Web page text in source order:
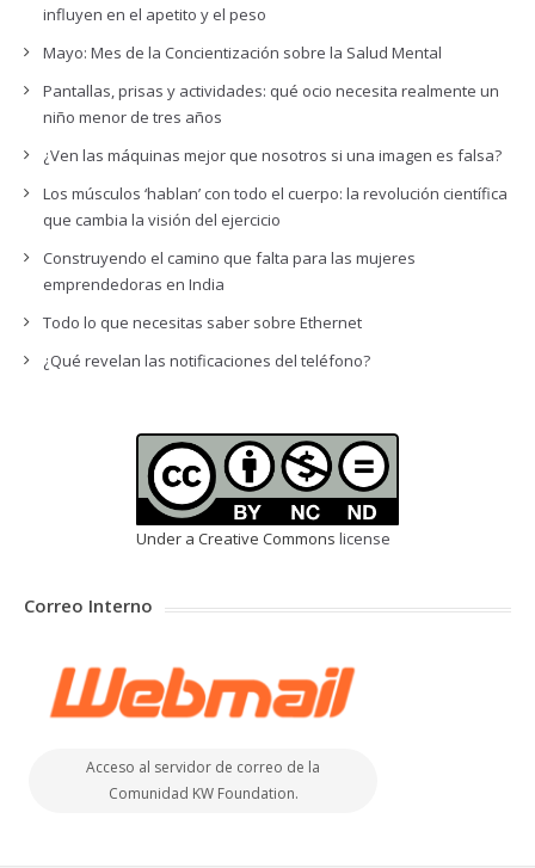
influyen en el apetito y el peso
Mayo: Mes de la Concientización sobre la Salud Mental
Pantallas, prisas y actividades: qué ocio necesita realmente un
niño menor de tres años
¿Ven las máquinas mejor que nosotros si una imagen es falsa?
Los músculos ‘hablan’ con todo el cuerpo: la revolución científica
que cambia la visión del ejercicio
Construyendo el camino que falta para las mujeres
emprendedoras en India
Todo lo que necesitas saber sobre Ethernet
¿Qué revelan las notificaciones del teléfono?
Under a Creative Commons license
Correo Interno
Acceso al servidor de correo de la
Comunidad KW Foundation.